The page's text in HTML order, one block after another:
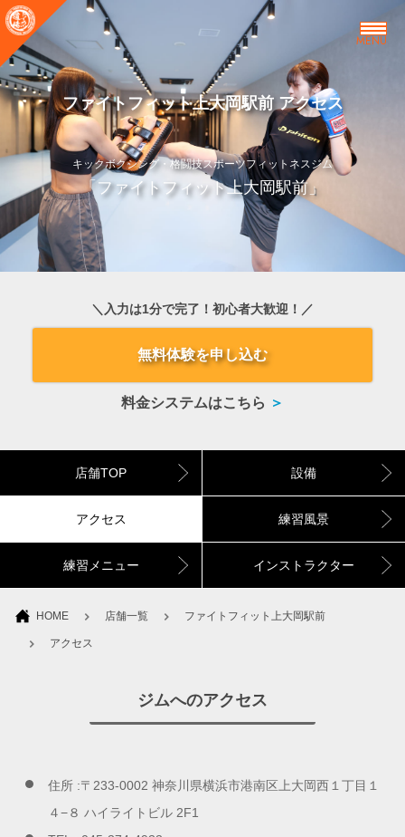
MENU
ファイトフィット上大岡駅前 アクセス
キックボクシング・格闘技スポーツフィットネスジム
「ファイトフィット上大岡駅前」
＼入力は1分で完了！初心者大歓迎！／
無料体験を申し込む
料金システムはこちら
店舗TOP 設備
アクセス 練習風景
練習メニュー インストラクター
HOME 店舗一覧 ファイトフィット上大岡駅前
アクセス
ジムへのアクセス
住所 :〒233-0002 神奈川県横浜市港南区上大岡西１丁目１
４−８ ハイライトビル 2F1